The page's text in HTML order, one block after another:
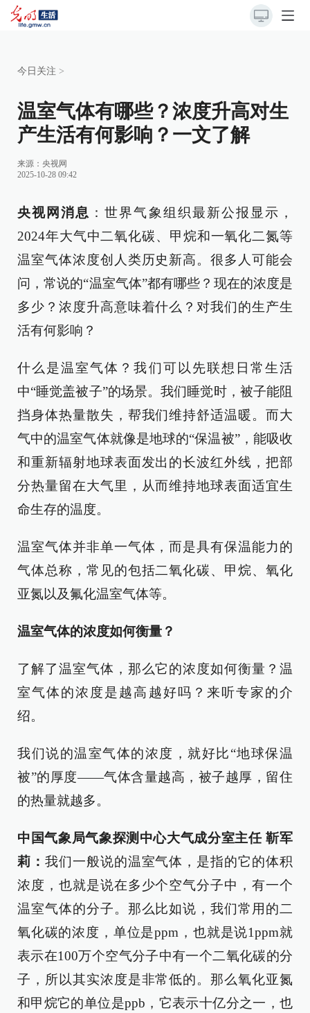
今日关注 >
温室气体有哪些？浓度升高对生
产生活有何影响？一文了解
来源： 央视网
2025-10-28 09:42
央视网消息 ：世界气象组织最新公报显示，
2024年大气中二氧化碳、甲烷和一氧化二氮等
温室气体浓度创人类历史新高。很多人可能会
问，常说的“温室气体”都有哪些？现在的浓度是
多少？浓度升高意味着什么？对我们的生产生
活有何影响？
什么是温室气体？我们可以先联想日常生活
中“睡觉盖被子”的场景。我们睡觉时，被子能阻
挡身体热量散失，帮我们维持舒适温暖。而大
气中的温室气体就像是地球的“保温被”，能吸收
和重新辐射地球表面发出的长波红外线，把部
分热量留在大气里，从而维持地球表面适宜生
命生存的温度。
温室气体并非单一气体，而是具有保温能力的
气体总称，常见的包括二氧化碳、甲烷、氧化
亚氮以及氟化温室气体等。
温室气体的浓度如何衡量？
了解了温室气体，那么它的浓度如何衡量？温
室气体的浓度是越高越好吗？来听专家的介
绍。
我们说的温室气体的浓度，就好比“地球保温
被”的厚度——气体含量越高，被子越厚，留住
的热量就越多。
中国气象局气象探测中心大气成分室主任 靳军
莉： 我们一般说的温室气体，是指的它的体积
浓度，也就是说在多少个空气分子中，有一个
温室气体的分子。那么比如说，我们常用的二
氧化碳的浓度，单位是ppm，也就是说1ppm就
表示在100万个空气分子中有一个二氧化碳的分
子，所以其实浓度是非常低的。那么氧化亚氮
和甲烷它的单位是ppb，它表示十亿分之一，也